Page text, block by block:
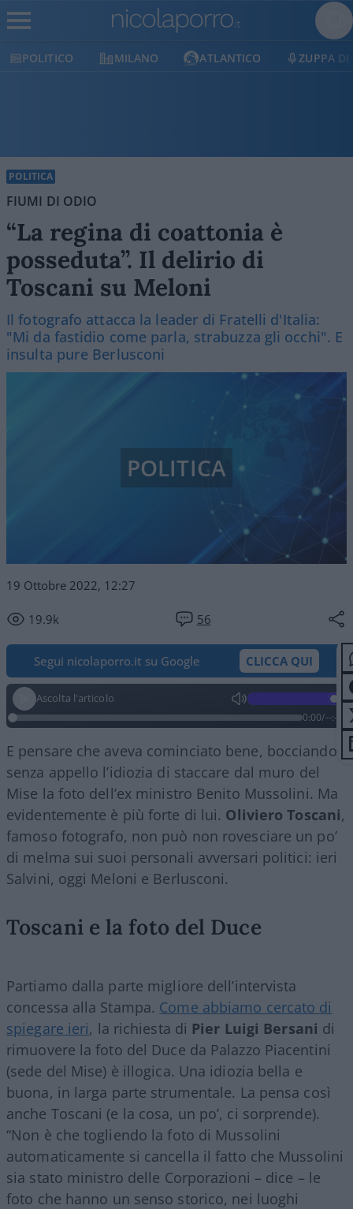
POLITICO MILANO ATLANTICO ZUPPA DI
POLITICA
FIUMI DI ODIO
“La regina di coattonia è
posseduta”. Il delirio di
Toscani su Meloni
Il fotografo attacca la leader di Fratelli d'Italia:
"Mi da fastidio come parla, strabuzza gli occhi". E
insulta pure Berlusconi
19 Ottobre 2022, 12:27
19.9k 56
POLITICA
Segui nicolaporro.it su Google CLICCA QUI
Ascolta l'articolo
0:00/--:--
E pensare che aveva cominciato bene, bocciando
senza appello l’idiozia di staccare dal muro del
Mise la foto dell’ex ministro Benito Mussolini. Ma
evidentemente è più forte di lui. Oliviero Toscani,
famoso fotografo, non può non rovesciare un po’
di melma sui suoi personali avversari politici: ieri
Salvini, oggi Meloni e Berlusconi.
Toscani e la foto del Duce
Partiamo dalla parte migliore dell’intervista
concessa alla Stampa. Come abbiamo cercato di
spiegare ieri, la richiesta di Pier Luigi Bersani di
rimuovere la foto del Duce da Palazzo Piacentini
(sede del Mise) è illogica. Una idiozia bella e
buona, in larga parte strumentale. La pensa così
anche Toscani (e la cosa, un po’, ci sorprende).
“Non è che togliendo la foto di Mussolini
automaticamente si cancella il fatto che Mussolini
sia stato ministro delle Corporazioni – dice – le
foto che hanno un senso storico, nei luoghi